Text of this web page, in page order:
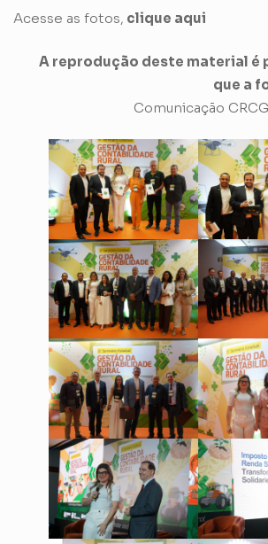
Acesse as fotos, clique aqui
A reprodução deste material é
que a
Comunicação